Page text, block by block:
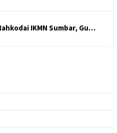
IKMN Sumbar, Gu…